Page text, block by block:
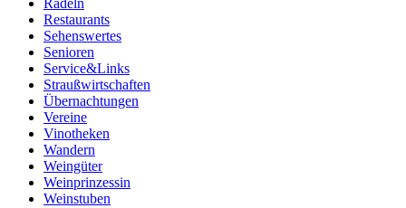
Radeln
Restaurants
Sehenswertes
Senioren
Service&Links
Straußwirtschaften
Übernachtungen
Vereine
Vinotheken
Wandern
Weingüter
Weinprinzessin
Weinstuben